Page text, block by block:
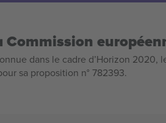
Commission
dans le cadre d’Horizon 2020,
sa proposition n° 782393.